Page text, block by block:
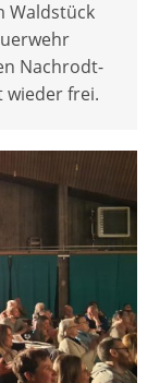
Waldstück
Nachrodt-
wieder frei.